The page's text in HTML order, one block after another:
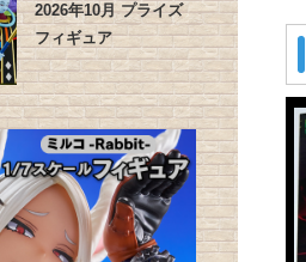
2026年10月 プライズ
フィギュア